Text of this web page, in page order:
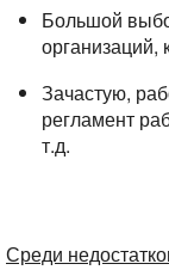
Большой
организаций,
Зачастую,
регламент
т.д.
Среди